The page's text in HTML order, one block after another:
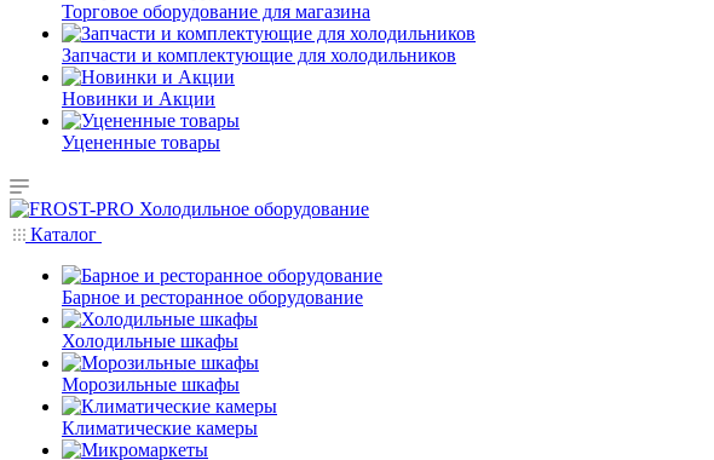
Торговое оборудование для магазина
Запчасти и комплектующие для холодильников
Новинки и Акции
Уцененные товары
Каталог
Барное и ресторанное оборудование
Холодильные шкафы
Морозильные шкафы
Климатические камеры